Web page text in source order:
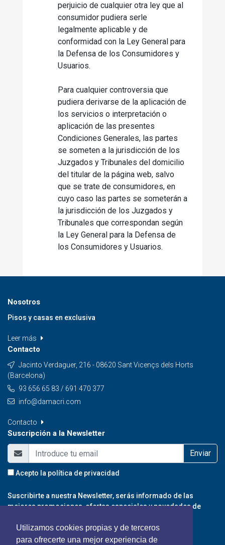
Utilizamos cookies propias y de terceros
para ofrecerte una mejor experiencia de
perjuicio de cualquier otra ley que al
consumidor pudiera serle
legalmente aplicable y de
conformidad con la Ley General para
la Defensa de los Consumidores y
Usuarios.
Para cualquier controversia que
pudiera derivarse de la aplicación de
los servicios o interpretación o
aplicación de las presentes
Condiciones Generales, las partes
se someten a la jurisdicción de los
Juzgados y Tribunales del domicilio
del titular de la página web, salvo
que se trate de consumidores, en
cuyo caso las partes se someterán a
la jurisdicción de los Juzgados y
Tribunales que correspondan según
la Ley General para la Defensa de
los Consumidores y Usuarios.
Nosotros
Pisos y casas en exclusiva
Leer más
Contacto
Jacinto Verdaguer, 216 - 08620 Sant Vicençs dels Horts
(Barcelona)
93 656 65 83 / 691 470 377
info@damacri.com
Contacto
Suscripción a la Newsletter
Enviar
Acepto la política de privacidad
Suscribirte a nuestra Newsletter, serás informado de las
mejores promociones, ofertas especiales y novedades de